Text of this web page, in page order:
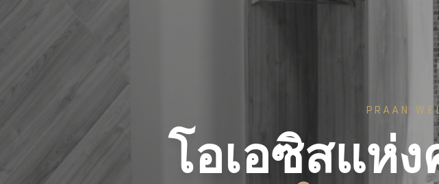
PRAAN
โอเอซิสแห่